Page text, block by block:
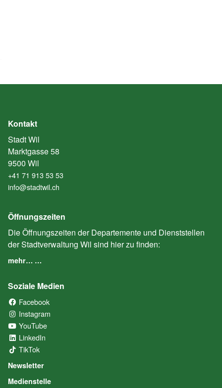
Kontakt
Stadt Wil
Marktgasse 58
9500 Wil
+41 71 913 53 53
info@stadtwil.ch
Öffnungszeiten
Die Öffnungszeiten der Departemente und Dienststellen
der Stadtverwaltung Wil sind hier zu finden:
mehr… …
Soziale Medien
Facebook
Instagram
YouTube
LinkedIn
TikTok
Newsletter
Medienstelle